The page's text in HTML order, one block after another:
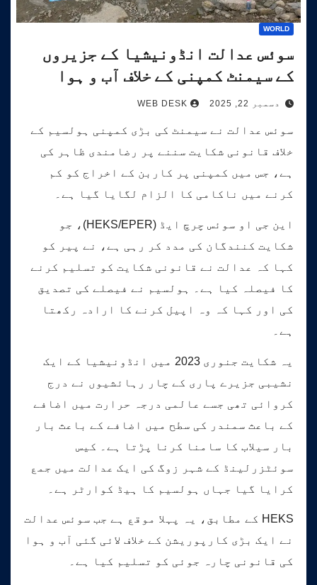
WORLD
سوئس عدالت انڈونیشیا کے جزیروں
کے سیمنٹ کمپنی کے خلاف آب و ہوا
کیس کی سماعت کرے گی۔
دسمبر 22, 2025 WEB DESK
سوئس عدالت نے سیمنٹ کی بڑی کمپنی ہولسیم کے
خلاف قانونی شکایت سننے پر رضامندی ظاہر کی
ہے، جس میں کمپنی پر کاربن کے اخراج کو کم
کرنے میں ناکامی کا الزام لگایا گیا ہے۔
این جی او سوئس چرچ ایڈ (HEKS/EPER)، جو
شکایت کنندگان کی مدد کر رہی ہے، نے پیر کو
کہا کہ عدالت نے قانونی شکایت کو تسلیم کرنے
کا فیصلہ کیا ہے۔ ہولسیم نے فیصلے کی تصدیق
کی اور کہا کہ وہ اپیل کرنے کا ارادہ رکھتا
ہے۔
یہ شکایت جنوری 2023 میں انڈونیشیا کے ایک
نشیبی جزیرے پاری کے چار رہائشیوں نے درج
کروائی تھی جسے عالمی درجہ حرارت میں اضافے
کے باعث سمندر کی سطح میں اضافے کے باعث بار
بار سیلاب کا سامنا کرنا پڑتا ہے۔ کیس
سوئٹزرلینڈ کے شہر زوگ کی ایک عدالت میں جمع
کرایا گیا جہاں ہولسیم کا ہیڈ کوارٹر ہے۔
HEKS کے مطابق، یہ پہلا موقع ہے جب سوئس عدالت
نے ایک بڑی کارپوریشن کے خلاف لائی گئی آب و ہوا
کی قانونی چارہ جوئی کو تسلیم کیا ہے۔